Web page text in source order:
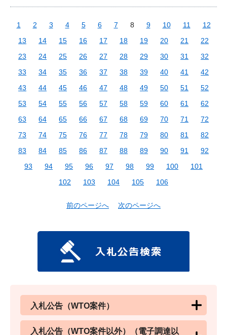
1 2 3 4 5 6 7 8 9 10 11
12
13
14 15 16 17 18 19 20 21
22
23
24 25 26 27 28 29 30 31
32
33
34 35 36 37 38 39 40 41
42
43
44 45 46 47 48 49 50 51
52
53
54 55 56 57 58 59 60 61
62
63
64 65 66 67 68 69 70 71
72
73
74 75 76 77 78 79 80 81
82
83
84 85 86 87 88 89 90 91
92
93
94 95 96 97 98 99 100
101
102
103 104 105 106
前のページへ 次のページへ
入札公告（WTO案件）
入札公告（WTO案件以外）（電子調達以